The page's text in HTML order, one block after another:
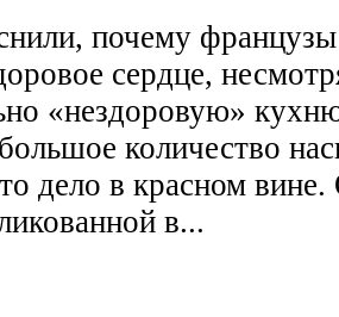
почему
сердце,
«нездоровую»
количество
дело в красном
в...